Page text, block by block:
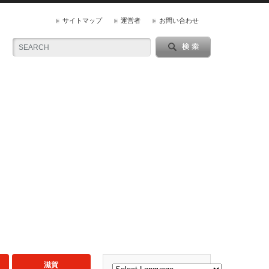
サイトマップ 運営者 お問い合わせ
滋賀